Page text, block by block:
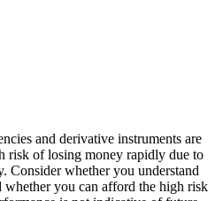
and derivative instruments are
risk of losing money rapidly due to
Consider whether you understand
you can afford the high risk